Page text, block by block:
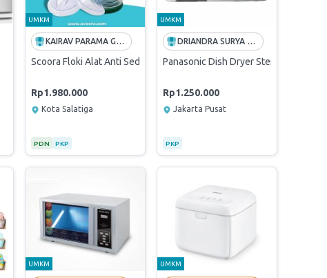
Brush
UMKM
KAIRAV PARAMA GROUP
Scoora Floki Alat Anti Sedak Untuk Anak Dan Dewasa Original
Rp1.980.000
Kota Salatiga
PDN PKP
UMKM
DRIANDRA SURYA PERKASA
Panasonic Dish Dryer Sterilizer
Rp1.250.000
Jakarta Pusat
PKP
UMKM UMKM